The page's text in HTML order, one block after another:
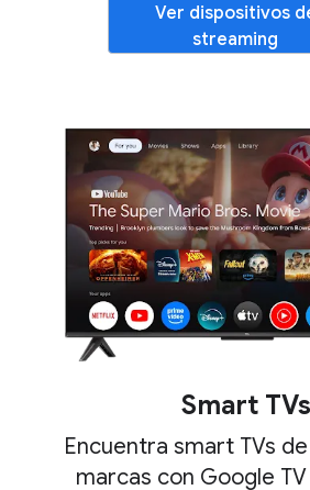
Ver dispositivos
streaming
Smart TVs
Encuentra smart TVs
marcas con Google